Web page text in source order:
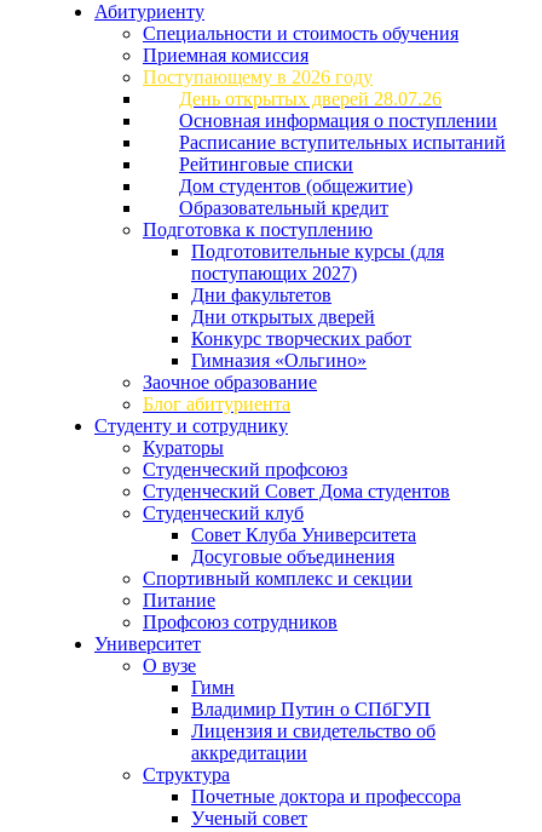
Абитуриенту
Специальности и стоимость обучения
Приемная комиссия
Поступающему в 2026 году
День открытых дверей 28.07.26
Основная информация о поступлении
Расписание вступительных испытаний
Рейтинговые списки
Дом студентов (общежитие)
Образовательный кредит
Подготовка к поступлению
Подготовительные курсы (для
поступающих 2027)
Дни факультетов
Дни открытых дверей
Конкурс творческих работ
Гимназия «Ольгино»
Заочное образование
Блог абитуриента
Студенту и сотруднику
Кураторы
Студенческий профсоюз
Студенческий Совет Дома студентов
Студенческий клуб
Совет Клуба Университета
Досуговые объединения
Спортивный комплекс и секции
Питание
Профсоюз сотрудников
Университет
О вузе
Гимн
Владимир Путин о СПбГУП
Лицензия и свидетельство об
аккредитации
Структура
Почетные доктора и профессора
Ученый совет